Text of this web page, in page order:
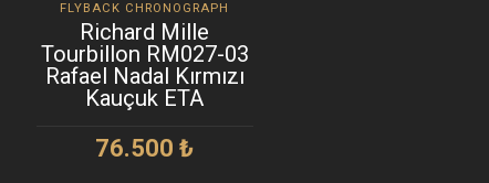
FLYBACK CHRONOGRAPH
Richard Mille
Tourbillon RM027-03
Rafael Nadal Kırmızı
Kauçuk ETA
76.500₺